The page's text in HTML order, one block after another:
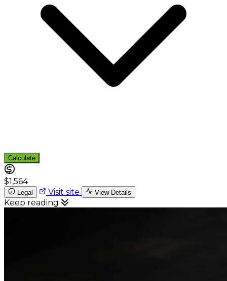
Calculate
$1,564
Legal Visit site View Details
Keep reading